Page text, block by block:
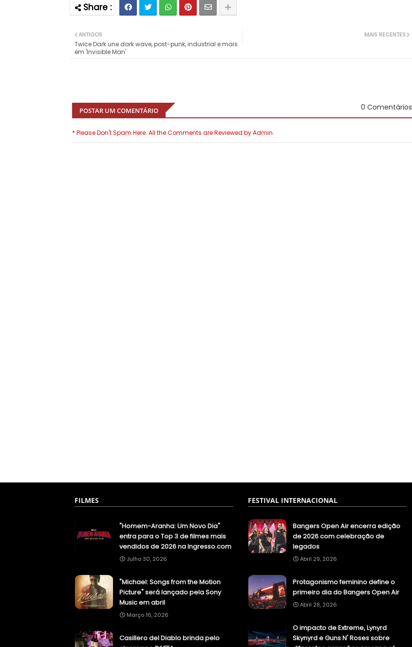
MAIS RECENTES
ANTIGOS
Twice Dark une dark wave, post-punk, industrial e mais
em 'Invisible Man'
POSTAR UM COMENTÁRIO 0 Comentários
* Please Don't Spam Here. All the Comments are Reviewed by Admin.
FILMES
"Homem-Aranha: Um Novo Dia"
entra para o Top 3 de filmes mais
vendidos de 2026 na Ingresso.com
Julho 30, 2026
"Michael: Songs from the Motion
Picture" será lançado pela Sony
Music em abril
Março 16, 2026
Casillero del Diablo brinda pelo
FESTIVAL INTERNACIONAL
Bangers Open Air encerra edição
de 2026 com celebração de
legados
Abril 29, 2026
Protagonismo feminino define o
primeiro dia do Bangers Open Air
Abril 28, 2026
O impacto de Extreme, Lynyrd
Skynyrd e Guns N' Roses sobre